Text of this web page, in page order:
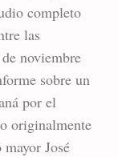
completo
las
noviembre
sobre un
por el
originalmente
José